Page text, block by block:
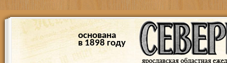
основана
в 1898 году